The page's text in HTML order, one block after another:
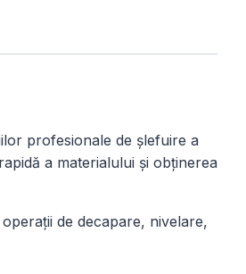
profesionale de șlefuire a
a materialului și obținerea
de decapare, nivelare,